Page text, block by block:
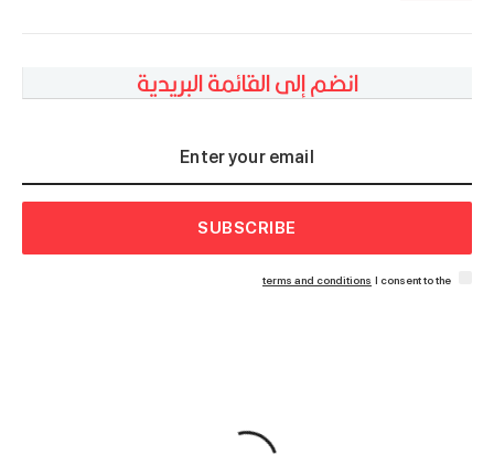
انضم إلى القائمة البريدية
SUBSCRIBE
I consent to the
terms and conditions